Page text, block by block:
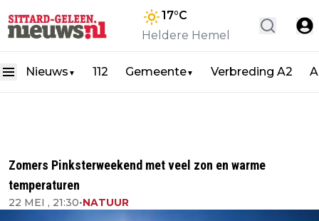
17°C
Heldere Hemel
Nieuws ▼ 112 Gemeente▼ Verbreding A2
Zomers Pinksterweekend met veel zon en warme
temperaturen
22 MEI , 21:30•NATUUR